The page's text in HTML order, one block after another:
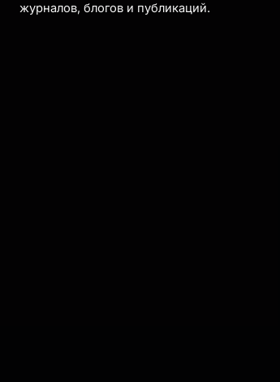
журналов, блогов и публикаций.